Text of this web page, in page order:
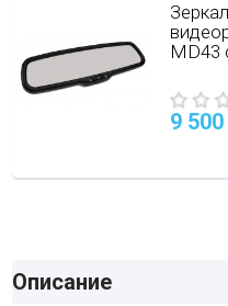
MD43
9 500
Описание